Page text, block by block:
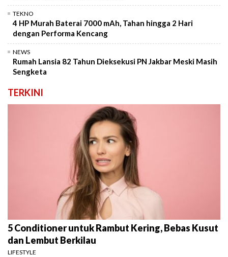
TEKNO
4 HP Murah Baterai 7000 mAh, Tahan hingga 2 Hari
dengan Performa Kencang
NEWS
Rumah Lansia 82 Tahun Dieksekusi PN Jakbar Meski Masih
Sengketa
TERKINI
5 Conditioner untuk Rambut Kering, Bebas Kusut
dan Lembut Berkilau
LIFESTYLE